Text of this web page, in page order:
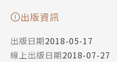
出版資訊
出版日期2018-05-17
線上出版日期2018-07-27